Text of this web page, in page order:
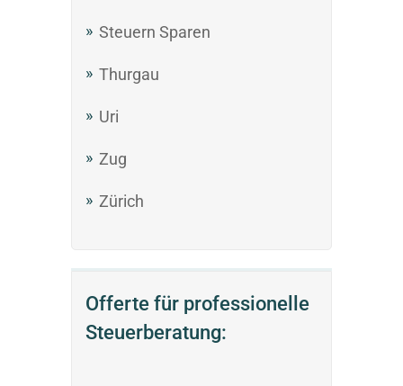
Steuern Sparen
Thurgau
Uri
Zug
Zürich
Offerte für professionelle
Steuerberatung: